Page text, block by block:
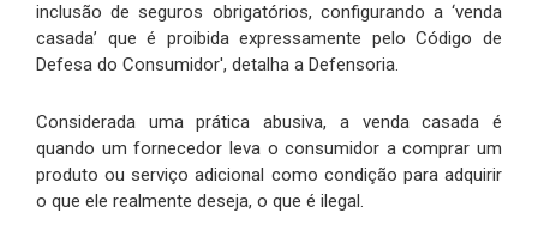
inclusão de seguros obrigatórios, configurando a ‘venda
casada’ que é proibida expressamente pelo Código de
Defesa do Consumidor', detalha a Defensoria.
Considerada uma prática abusiva, a venda casada é
quando um fornecedor leva o consumidor a comprar um
produto ou serviço adicional como condição para adquirir
o que ele realmente deseja, o que é ilegal.